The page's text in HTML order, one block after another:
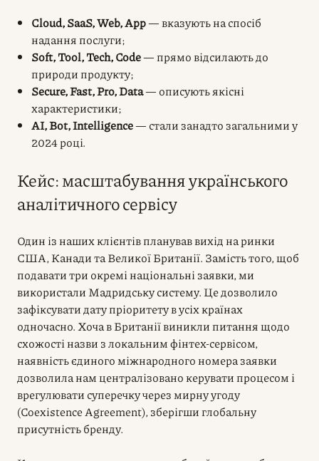
Cloud, SaaS, Web, App— вказують на спосіб
надання послуги;
Soft, Tool, Tech, Code— прямо відсилають до
природи продукту;
Secure, Fast, Pro, Data— описують якісні
характеристики;
AI, Bot, Intelligence— стали занадто загальними у
2024 році.
Кейс: масштабування українського
аналітичного сервісу
Один із наших клієнтів планував вихід на ринки
США, Канади та Великої Британії. Замість того, щоб
подавати три окремі національні заявки, ми
використали Мадридську систему. Це дозволило
зафіксувати дату пріоритету в усіх країнах
одночасно. Хоча в Британії виникли питання щодо
схожості назви з локальним фінтех-сервісом,
наявність єдиного міжнародного номера заявки
дозволила нам централізовано керувати процесом і
врегулювати суперечку через мирну угоду
(Coexistence Agreement), зберігши глобальну
присутність бренду.